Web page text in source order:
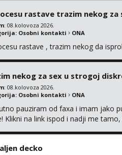
rastave trazim nekog za
: 08.kolovoza 2026.
Osobni kontakti ONA
rastave , trazim nekog da
nekog za sex u strogoj
: 08.kolovoza 2026.
Osobni kontakti ONA
pauziram od faxa i imam jako
Klikni na link ispod i nadji me
decko